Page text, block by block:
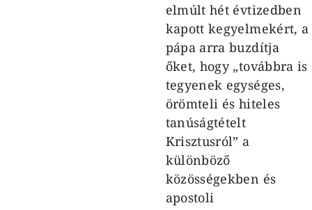
elmúlt hét évtizedben
kapott kegyelmekért, a
pápa arra buzdítja
őket, hogy „továbbra is
tegyenek egységes,
örömteli és hiteles
tanúságtételt
Krisztusról” a
különböző
közösségekben és
apostoli